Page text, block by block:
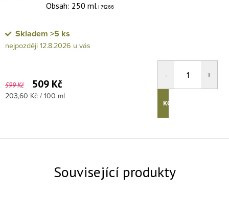
Obsah: 250 ml | 71266
Skladem >5 ks
12.8.2026
599 Kč 509 Kč
Měrná cena:
203,60 Kč / 100 ml
KOUPIT
Související produkty